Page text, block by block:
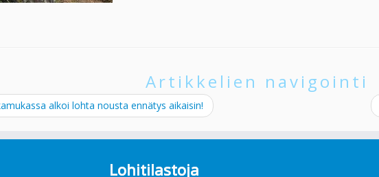
Artikkelien navigointi
alkoi lohta nousta ennätys aikaisin!
Lohitilastoja